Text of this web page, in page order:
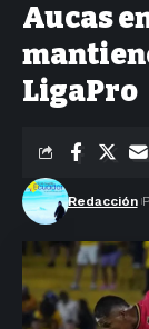
Aucas
LigaPro
Redacción